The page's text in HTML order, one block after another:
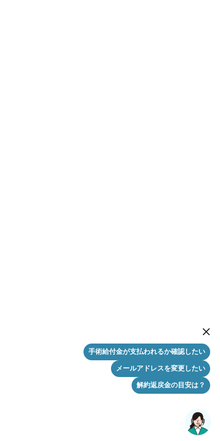
New
手術給付金が支払われるか確認したい
メールアドレスを変更したい
解約返戻金の目安は？